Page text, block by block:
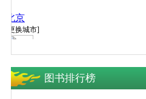
图书排行榜